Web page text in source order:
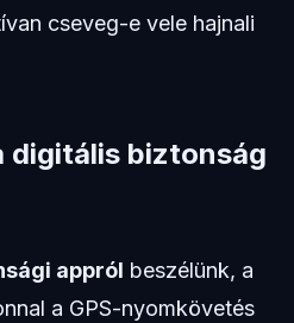
cseveg-e vele hajnali
digitális biztonság
appról beszélünk, a
a GPS-nyomkövetés